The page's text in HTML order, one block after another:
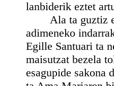
lanbiderik eztet
Ala ta guztiz
adimeneko
Egille Santuari ta
maisutzat bezela
esagupide sakona